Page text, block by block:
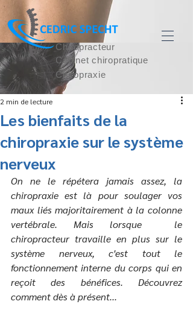
Chiropracteur
Cabinet chiropratique
Chiropraxie
Les bienfaits de la
chiropraxie sur le système
nerveux
2 min de lecture
On ne le répétera jamais assez, la
chiropraxie est là pour soulager vos
maux liés majoritairement à la colonne
vertébrale. Mais lorsque  le
chiropracteur travaille en plus sur le
système nerveux, c'est tout le
fonctionnement interne du corps qui en
reçoit des bénéfices. Découvrez
comment dès à présent...